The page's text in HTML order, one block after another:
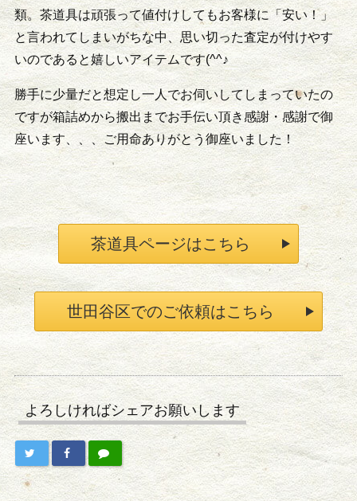
類。茶道具は頑張って値付けしてもお客様に「安い！」
と言われてしまいがちな中、思い切った査定が付けやす
いのであると嬉しいアイテムです(^^♪
勝手に少量だと想定し一人でお伺いしてしまっていたの
ですが箱詰めから搬出までお手伝い頂き感謝・感謝で御
座います、、、ご用命ありがとう御座いました！
茶道具ページはこちら
世田谷区でのご依頼はこちら
よろしければシェアお願いします